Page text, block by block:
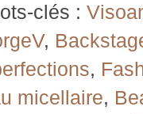
clés :
,
,
micellaire,